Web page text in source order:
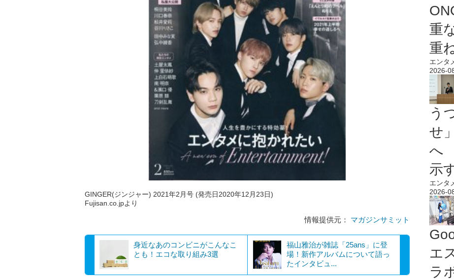
GINGER(ジンジャー) 2021年2月号 (発売日2020年12月23日)
Fujisan.co.jpより
情報提供元： マガジンサミット
身近なあのコンビニがこんなこ
とも！エコな取り組み3選
福山雅治が雑誌「25ans」に登
場！新作アルバムについて語っ
たインタビュ...
重
重
エンタ
2026-
う
せ
へ
示
エンタ
2026-
エ
ラ